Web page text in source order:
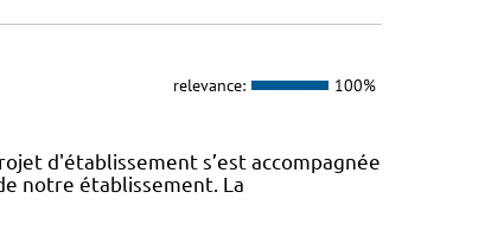
relevance: 100%
d'établissement s’est accompagnée
notre établissement. La